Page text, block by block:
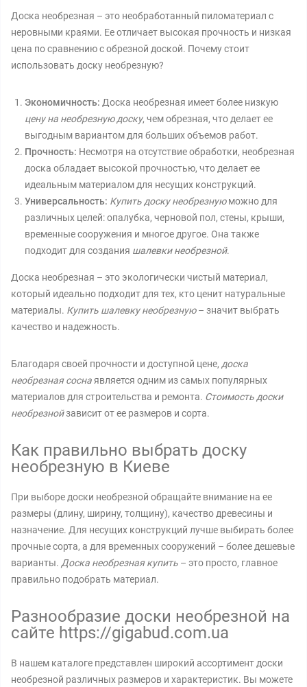
Доска необрезная – это необработанный пиломатериал с
неровными краями. Ее отличает высокая прочность и низкая
цена по сравнению с обрезной доской. Почему стоит
использовать доску необрезную?
Экономичность: Доска необрезная имеет более низкую
цену на необрезную доску, чем обрезная, что делает ее
выгодным вариантом для больших объемов работ.
Прочность: Несмотря на отсутствие обработки, необрезная
доска обладает высокой прочностью, что делает ее
идеальным материалом для несущих конструкций.
Универсальность: Купить доску необрезнуюможно для
различных целей: опалубка, черновой пол, стены, крыши,
временные сооружения и многое другое. Она также
подходит для создания шалевки необрезной.
Доска необрезная – это экологически чистый материал,
который идеально подходит для тех, кто ценит натуральные
материалы. Купить шалевку необрезную– значит выбрать
качество и надежность.
Благодаря своей прочности и доступной цене, доска
необрезная соснаявляется одним из самых популярных
материалов для строительства и ремонта. Стоимость доски
необрезнойзависит от ее размеров и сорта.
Как правильно выбрать доску
необрезную в Киеве
При выборе доски необрезной обращайте внимание на ее
размеры (длину, ширину, толщину), качество древесины и
назначение. Для несущих конструкций лучше выбирать более
прочные сорта, а для временных сооружений – более дешевые
варианты. Доска необрезная купить – это просто, главное
правильно подобрать материал.
Разнообразие доски необрезной на
сайте https://gigabud.com.ua
В нашем каталоге представлен широкий ассортимент доски
необрезной различных размеров и характеристик. Вы можете